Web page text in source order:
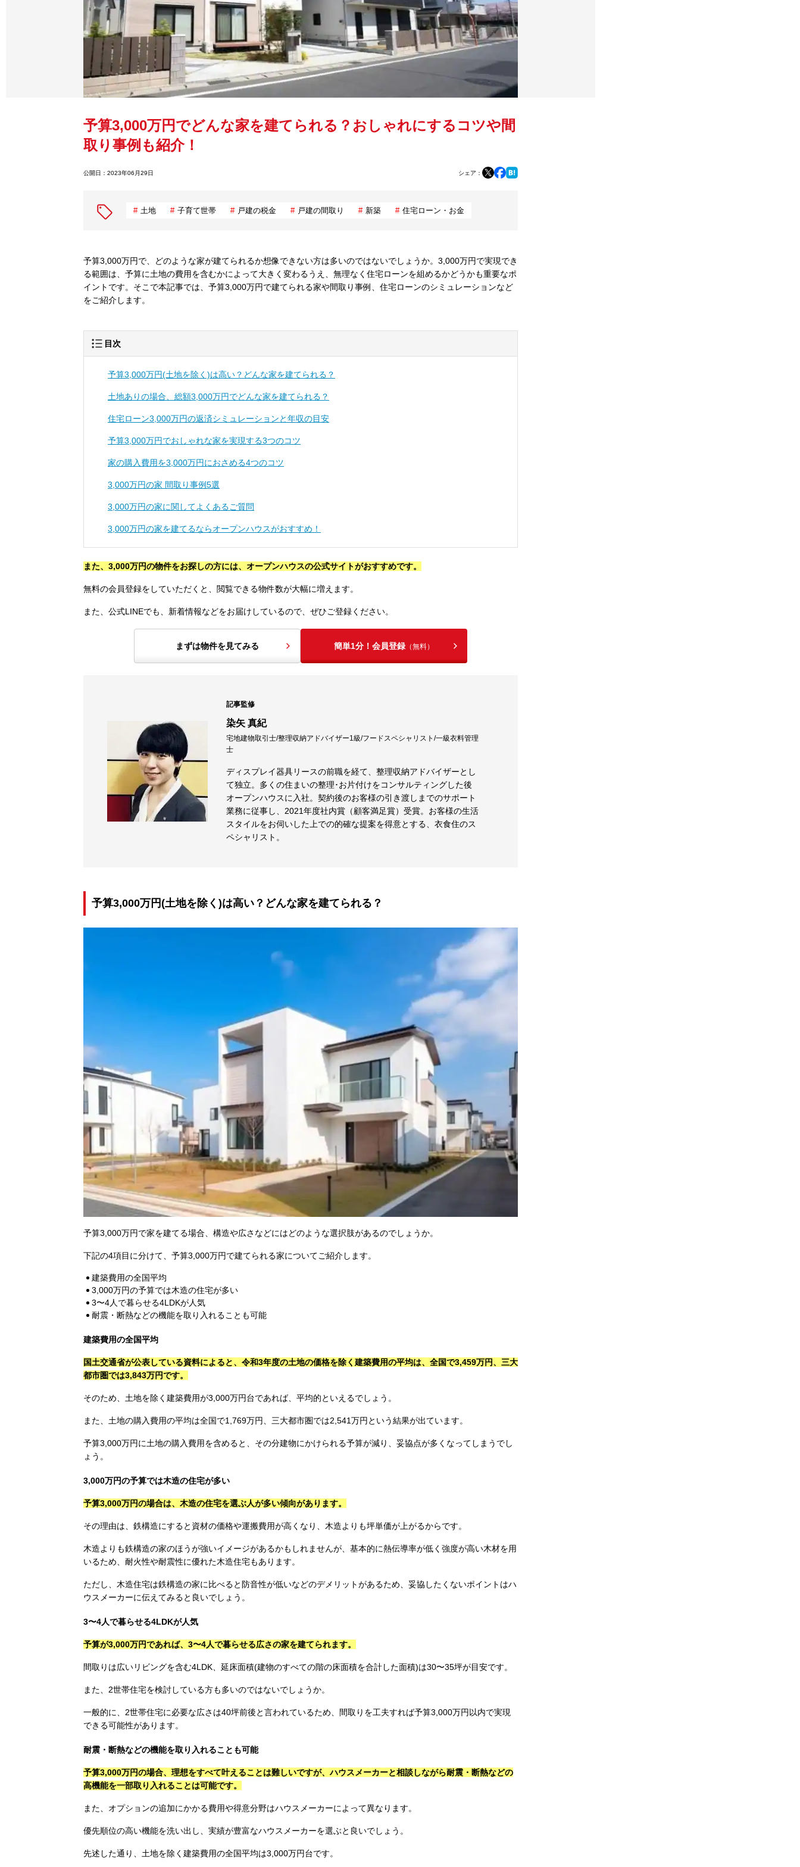
予算3,000万円でどんな家を建てられる？おしゃれにするコツや間
取り事例も紹介！
公開日： 2023年06月29日 シェア：
土地 子育て世帯 戸建の税金 戸建の間取り 新築 住宅ローン・お金
予算3,000万円で、どのような家が建てられるか想像できない方は多いのではないでしょうか。3,000万円で実現でき
る範囲は、予算に土地の費用を含むかによって大きく変わるうえ、無理なく住宅ローンを組めるかどうかも重要なポ
イントです。そこで本記事では、予算3,000万円で建てられる家や間取り事例、住宅ローンのシミュレーションなど
をご紹介します。
目次
予算3,000万円(土地を除く)は高い？どんな家を建てられる？
土地ありの場合、総額3,000万円でどんな家を建てられる？
住宅ローン3,000万円の返済シミュレーションと年収の目安
予算3,000万円でおしゃれな家を実現する3つのコツ
家の購入費用を3,000万円におさめる4つのコツ
3,000万円の家 間取り事例5選
3,000万円の家に関してよくあるご質問
3,000万円の家を建てるならオープンハウスがおすすめ！
また、3,000万円の物件をお探しの方には、オープンハウスの公式サイトがおすすめです。
無料の会員登録をしていただくと、閲覧できる物件数が大幅に増えます。
また、公式LINEでも、新着情報などをお届けしているので、ぜひご登録ください。
まずは物件を見てみる 簡単1分！会員登録 （無料）
記事監修
染矢 真紀
宅地建物取引士/整理収納アドバイザー1級/フードスペシャリスト/一級衣料管理
士
ディスプレイ器具リースの前職を経て、整理収納アドバイザーとし
て独立。多くの住まいの整理･お片付けをコンサルティングした後
オープンハウスに入社。契約後のお客様の引き渡しまでのサポート
業務に従事し、2021年度社内賞（顧客満足賞）受賞。お客様の生活
スタイルをお伺いした上での的確な提案を得意とする、衣食住のス
ペシャリスト。
予算3,000万円(土地を除く)は高い？どんな家を建てられる？
予算3,000万円で家を建てる場合、構造や広さなどにはどのような選択肢があるのでしょうか。
下記の4項目に分けて、予算3,000万円で建てられる家についてご紹介します。
建築費用の全国平均
3,000万円の予算では木造の住宅が多い
3〜4人で暮らせる4LDKが人気
耐震・断熱などの機能を取り入れることも可能
建築費用の全国平均
国土交通省が公表している資料によると、令和3年度の土地の価格を除く建築費用の平均は、全国で3,459万円、三大
都市圏では3,843万円です。
そのため、土地を除く建築費用が3,000万円台であれば、平均的といえるでしょう。
また、土地の購入費用の平均は全国で1,769万円、三大都市圏では2,541万円という結果が出ています。
予算3,000万円に土地の購入費用を含めると、その分建物にかけられる予算が減り、妥協点が多くなってしまうでし
ょう。
3,000万円の予算では木造の住宅が多い
予算3,000万円の場合は、木造の住宅を選ぶ人が多い傾向があります。
その理由は、鉄構造にすると資材の価格や運搬費用が高くなり、木造よりも坪単価が上がるからです。
木造よりも鉄構造の家のほうが強いイメージがあるかもしれませんが、基本的に熱伝導率が低く強度が高い木材を用
いるため、耐火性や耐震性に優れた木造住宅もあります。
ただし、木造住宅は鉄構造の家に比べると防音性が低いなどのデメリットがあるため、妥協したくないポイントはハ
ウスメーカーに伝えてみると良いでしょう。
3〜4人で暮らせる4LDKが人気
予算が3,000万円であれば、3〜4人で暮らせる広さの家を建てられます。
間取りは広いリビングを含む4LDK、延床面積(建物のすべての階の床面積を合計した面積)は30〜35坪が目安です。
また、2世帯住宅を検討している方も多いのではないでしょうか。
一般的に、2世帯住宅に必要な広さは40坪前後と言われているため、間取りを工夫すれば予算3,000万円以内で実現
できる可能性があります。
耐震・断熱などの機能を取り入れることも可能
予算3,000万円の場合、理想をすべて叶えることは難しいですが、ハウスメーカーと相談しながら耐震・断熱などの
高機能を一部取り入れることは可能です。
また、オプションの追加にかかる費用や得意分野はハウスメーカーによって異なります。
優先順位の高い機能を洗い出し、実績が豊富なハウスメーカーを選ぶと良いでしょう。
先述した通り、土地を除く建築費用の全国平均は3,000万円台です。